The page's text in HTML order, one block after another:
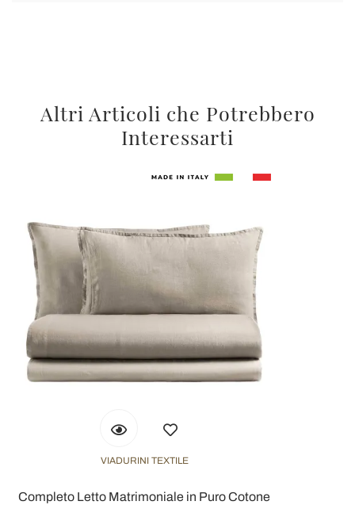
Altri Articoli che Potrebbero
Interessarti
VIADURINI TEXTILE
Completo Letto Matrimoniale in Puro Cotone